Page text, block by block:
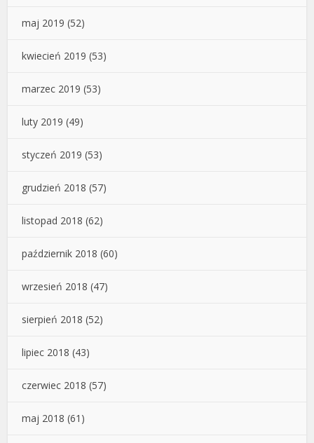
maj 2019 (52)
kwiecień 2019 (53)
marzec 2019 (53)
luty 2019 (49)
styczeń 2019 (53)
grudzień 2018 (57)
listopad 2018 (62)
październik 2018 (60)
wrzesień 2018 (47)
sierpień 2018 (52)
lipiec 2018 (43)
czerwiec 2018 (57)
maj 2018 (61)